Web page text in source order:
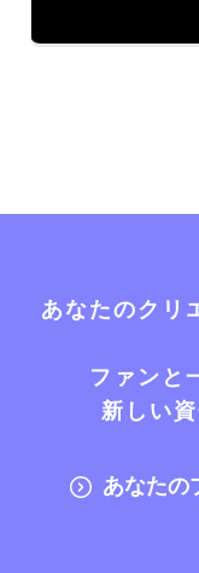
あなたのクリ
ファンと
新しい
あなたの